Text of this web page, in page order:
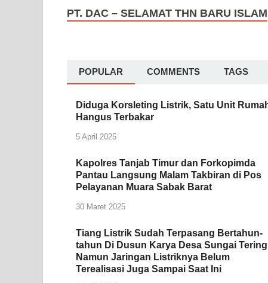
PT. DAC – SELAMAT THN BARU ISLAM
POPULAR COMMENTS TAGS
Diduga Korsleting Listrik, Satu Unit
Hangus Terbakar
5 April 2025
Kapolres Tanjab Timur dan Forkopimda
Pantau Langsung Malam Takbiran di Pos
Pelayanan Muara Sabak Barat
30 Maret 2025
Tiang Listrik Sudah Terpasang Bertahun-
tahun Di Dusun Karya Desa Sungai Tering
Namun Jaringan Listriknya Belum
Terealisasi Juga Sampai Saat Ini